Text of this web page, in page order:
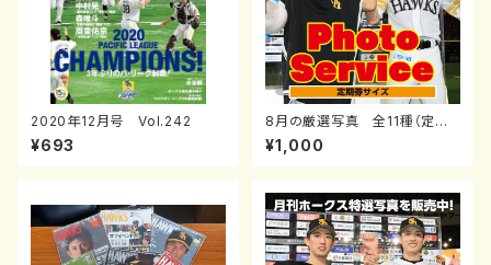
2020年12月号 Vol.242
¥693
8月の厳選写真 全11種（定期
券サイズ）
¥1,000